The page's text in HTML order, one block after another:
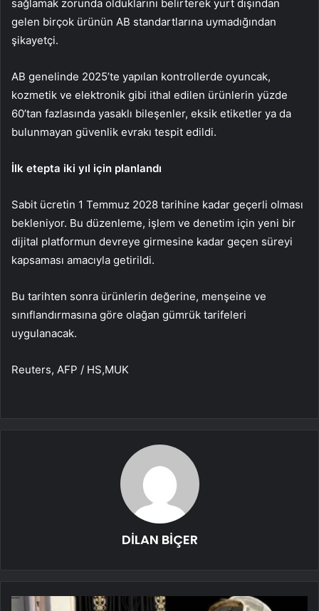
sağlamak zorunda olduklarını belirterek yurt dışından
gelen birçok ürünün AB standartlarına uymadığından
şikayetçi.
AB genelinde 2025’te yapılan kontrollerde oyuncak,
kozmetik ve elektronik gibi ithal edilen ürünlerin yüzde
60’tan fazlasında yasaklı bileşenler, eksik etiketler ya da
bulunmayan güvenlik evrakı tespit edildi.
İlk etepta iki yıl için planlandı
Sabit ücretin 1 Temmuz 2028 tarihine kadar geçerli olması
bekleniyor. Bu düzenleme, işlem ve denetim için yeni bir
dijital platformun devreye girmesine kadar geçen süreyi
kapsaması amacıyla getirildi.
Bu tarihten sonra ürünlerin değerine, menşeine ve
sınıflandırmasına göre olağan gümrük tarifeleri
uygulanacak.
Reuters, AFP / HS,MUK
DİLAN BİÇER